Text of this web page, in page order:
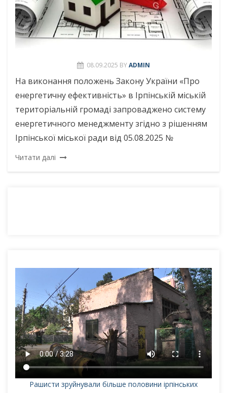
08.09.2025 BYADMIN
На виконання положень Закону України «Про
енергетичну ефективність» в Ірпінській міській
територіальній громаді запроваджено систему
енергетичного менеджменту згідно з рішенням
Ірпінської міської ради від 05.08.2025 №
Читати далі
Рашисти зруйнували більше половини ірпінських